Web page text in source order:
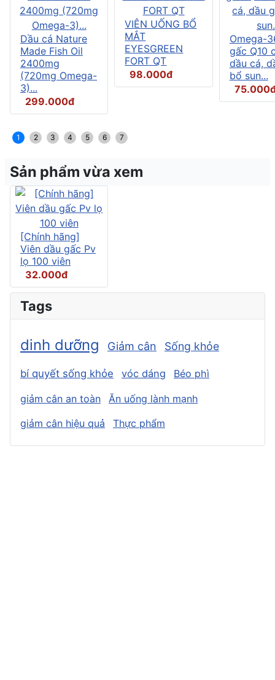
Dầu cá Nature
Made Fish Oil
2400mg
(720mg Omega-
3)...
299.000đ
VIÊN UỐNG BỔ
MẮT
EYESGREEN
FORT QT
98.000đ
Omega-
gấc Q10
dầu cá,
bổ sun...
1 2 3 4 5 6 7
Sản phẩm vừa xem
[Chính hãng]
Viên dầu gấc Pv
lọ 100 viên
32.000đ
Tags
dinh dưỡng Giảm cân Sống khỏe
bí quyết sống khỏe vóc dáng Béo phì
giảm cân an toàn
Ăn uống lành mạnh
giảm cân hiệu quả
Thực phẩm